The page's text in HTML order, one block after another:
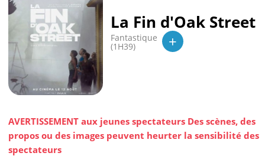
La Fin d'Oak Street
Fantastique
(1H39) +
AVERTISSEMENT aux jeunes spectateurs Des scènes, des
propos ou des images peuvent heurter la sensibilité des
spectateurs